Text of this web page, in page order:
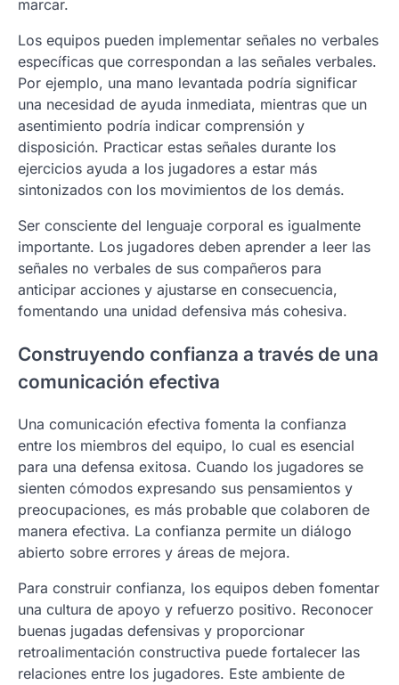
marcar.
Los equipos pueden implementar señales no verbales
específicas que correspondan a las señales verbales.
Por ejemplo, una mano levantada podría significar
una necesidad de ayuda inmediata, mientras que un
asentimiento podría indicar comprensión y
disposición. Practicar estas señales durante los
ejercicios ayuda a los jugadores a estar más
sintonizados con los movimientos de los demás.
Ser consciente del lenguaje corporal es igualmente
importante. Los jugadores deben aprender a leer las
señales no verbales de sus compañeros para
anticipar acciones y ajustarse en consecuencia,
fomentando una unidad defensiva más cohesiva.
Construyendo confianza a través de una
comunicación efectiva
Una comunicación efectiva fomenta la confianza
entre los miembros del equipo, lo cual es esencial
para una defensa exitosa. Cuando los jugadores se
sienten cómodos expresando sus pensamientos y
preocupaciones, es más probable que colaboren de
manera efectiva. La confianza permite un diálogo
abierto sobre errores y áreas de mejora.
Para construir confianza, los equipos deben fomentar
una cultura de apoyo y refuerzo positivo. Reconocer
buenas jugadas defensivas y proporcionar
retroalimentación constructiva puede fortalecer las
relaciones entre los jugadores. Este ambiente de